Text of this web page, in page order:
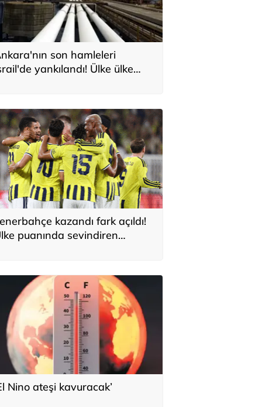
son hamleleri
yankılandı! Ülke ülke
kazandı fark açıldı!
puanında sevindiren
Nino ateşi kavuracak’